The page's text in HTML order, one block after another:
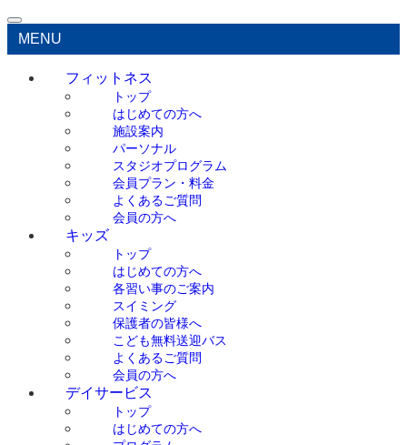
MENU
フィットネス
トップ
はじめての方へ
施設案内
パーソナル
スタジオプログラム
会員プラン・料金
よくあるご質問
会員の方へ
キッズ
トップ
はじめての方へ
各習い事のご案内
スイミング
保護者の皆様へ
こども無料送迎バス
よくあるご質問
会員の方へ
デイサービス
トップ
はじめての方へ